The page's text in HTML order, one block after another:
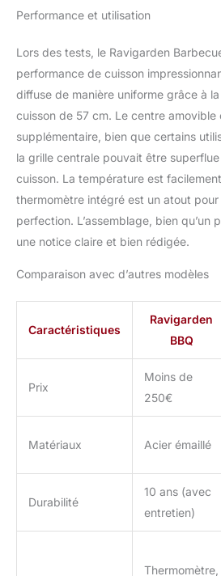
temps
minutes.
une clé
(non
SERVICE
bois
une
dédié.
de
jours
confiance !
Performance et utilisation
Lors des tests, le Ravigarden
performance de cuisson
diffuse de manière uniforme grâce à
cuisson de 57 cm. Le centre
supplémentaire, bien que certains
la grille centrale pouvait être
cuisson. La température est
thermomètre intégré est un atout pour
perfection. L’assemblage, bien qu’un
une notice claire et bien rédigée.
Comparaison avec d’autres modèles
Caractéristiques
Ravigarden
BBQ
Prix
Moins de
250€
Matériaux Acier émaillé
Durabilité
10 ans (avec
entretien)
Thermomètre,